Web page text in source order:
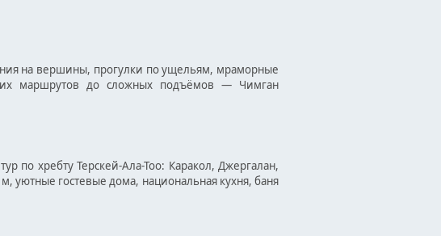
на вершины, прогулки по ущельям, мраморные
маршрутов до сложных подъёмов — Чимган
по хребту Терскей-Ала-Тоо: Каракол, Джергалан,
уютные гостевые дома, национальная кухня, баня